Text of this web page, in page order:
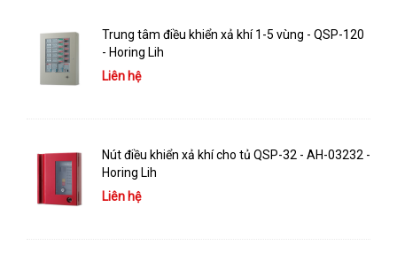
Trung tâm điều khiển xả khí 1-5 vùng - QSP-120
- Horing Lih
Liên hệ
Nút điều khiển xả khí cho tủ QSP-32 - AH-03232 -
Horing Lih
Liên hệ